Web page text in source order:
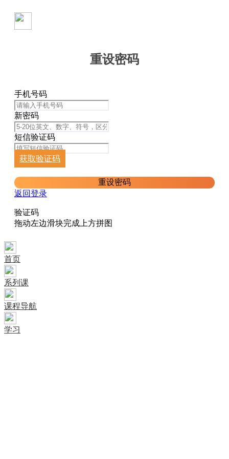
重设密码
手机号码
新密码
短信验证码
获取验证码
重设密码
返回登录
验证码
拖动左边滑块完成上方拼图
首页
系列课
课程导航
学习